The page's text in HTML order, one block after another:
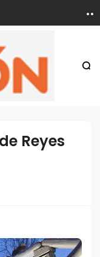
Reyes